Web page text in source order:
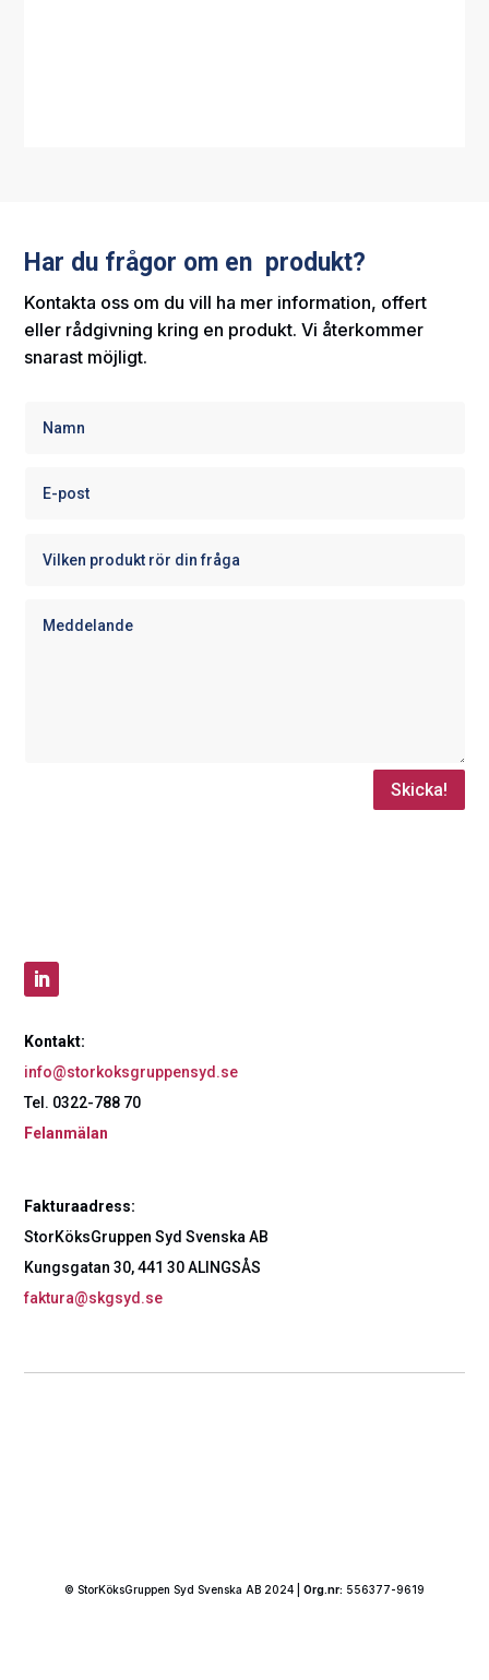
Har du frågor om en produkt?
Kontakta oss om du vill ha mer information, offert
eller rådgivning kring en produkt. Vi återkommer
snarast möjligt.
Skicka!
Kontakt:
info@storkoksgruppensyd.se
Tel. 0322-788 70
Felanmälan
Fakturaadress:
StorKöksGruppen Syd Svenska AB
Kungsgatan 30, 441 30 ALINGSÅS
faktura@skgsyd.se
© StorKöksGruppen Syd Svenska AB 2024 | Org.nr: 556377-9619